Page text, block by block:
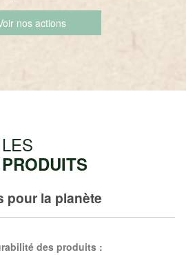
nos actions
LES
PRODUITS
pour la planète
des produits :